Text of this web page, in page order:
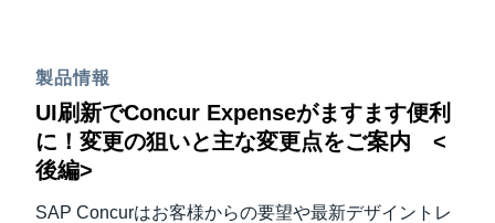
製品情報
UI刷新でConcur Expenseがますます便利
に！変更の狙いと主な変更点をご案内 <
後編>
SAP Concurはお客様からの要望や最新デザイントレ